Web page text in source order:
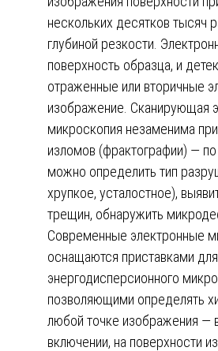
нескольких десятков тысяч
глубиной резкости.
поверхность образца, и
отраженные или вторичные
изображение. Сканирующая
микроскопия незаменима
изломов (фрактографии) —
можно определить тип
хрупкое, усталостное),
трещин, обнаружить
Современные электронные
оснащаются приставками для
энергодисперсионного
позволяющими определять
любой точке изображения —
включении, на поверхности